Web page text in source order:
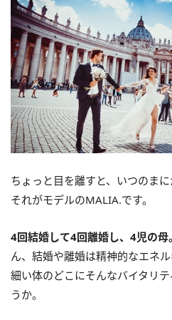
ちょっと目を離すと、いつのま
それがモデルのMALIA.です。
4回結婚して4回離婚し、4児の母。
ん、結婚や離婚は精神的なエネ
細い体のどこにそんなバイタリ
うか。